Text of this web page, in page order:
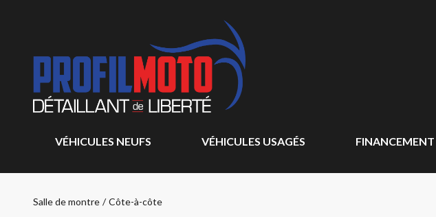
VÉHICULES NEUFS VÉHICULES USAGÉS FINANCEMENT
Salle de montre / Côte-à-côte